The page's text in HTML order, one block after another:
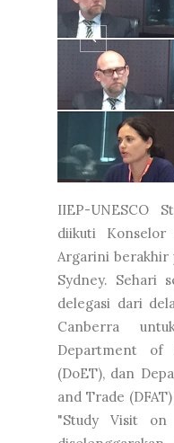
IIEP-UNESCO
diikuti
Argarini berakhir
Sydney. Sehari
delegasi dari
Canberra
Department of
(DoET), dan
and Trade
"Study Visit